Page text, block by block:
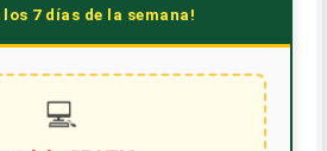
los 7 días de la semana!